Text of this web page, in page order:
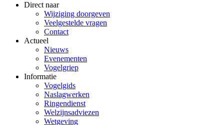
Direct naar
Wijziging doorgeven
Veelgestelde vragen
Contact
Actueel
Nieuws
Evenementen
Vogelgriep
Informatie
Vogelgids
Naslagwerken
Ringendienst
Welzijnsadviezen
Wetgeving